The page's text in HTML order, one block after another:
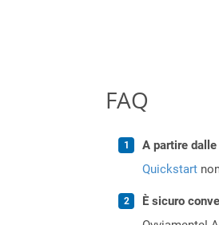
FAQ
A partire
Quickstart
È sicuro